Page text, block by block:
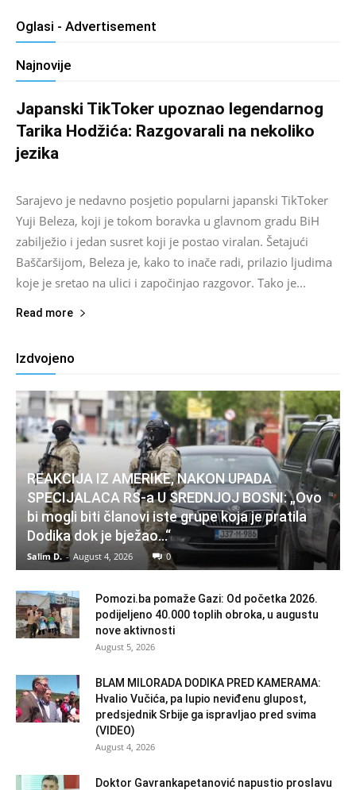
Oglasi - Advertisement
Najnovije
Japanski TikToker upoznao legendarnog
Tarika Hodžića: Razgovarali na nekoliko
jezika
Salim D. -
Sarajevo je nedavno posjetio popularni japanski TikToker
Yuji Beleza, koji je tokom boravka u glavnom gradu BiH
zabilježio i jedan susret koji je postao viralan. Šetajući
Baščaršijom, Beleza je, kako to inače radi, prilazio ljudima
koje je sretao na ulici i započinjao razgovor. Tako je...
Read more
Izdvojeno
REAKCIJA IZ AMERIKE, NAKON UPADA
SPECIJALACA RS-a U SREDNJOJ BOSNI: „Ovo
bi mogli biti članovi iste grupe koja je pratila
Dodika dok je bježao…“
Salim D. - August 4, 2026 0
Pomozi.ba pomaže Gazi: Od početka 2026.
podijeljeno 40.000 toplih obroka, u augustu
nove aktivnosti
August 5, 2026
BLAM MILORADA DODIKA PRED KAMERAMA:
Hvalio Vučića, pa lupio neviđenu glupost,
predsjednik Srbije ga ispravljao pred svima
(VIDEO)
August 4, 2026
Doktor Gavrankapetanović napustio proslavu